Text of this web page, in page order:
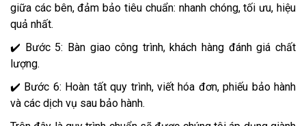
giữa các bên, đảm bảo tiêu chuẩn: nhanh chóng, tối ưu, hiệu
quả nhất.
✔️ Bước 5: Bàn giao công trình, khách hàng đánh giá chất
lượng.
✔️ Bước 6: Hoàn tất quy trình, viết hóa đơn, phiếu bảo hành
và các dịch vụ sau bảo hành.